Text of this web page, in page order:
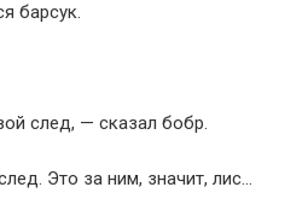
барсук.
след, — сказал бобр.
Это за ним, значит, лис…